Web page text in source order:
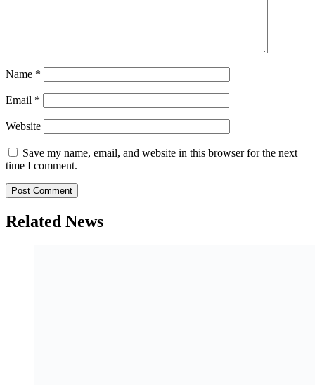
Name *
Email *
Website
Save my name, email, and website in this browser for the next
time I comment.
Related News